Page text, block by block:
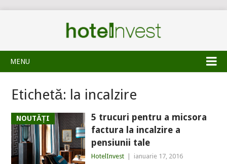
MENU
Etichetă: la incalzire
NOUTĂȚI
5 trucuri pentru a micsora
factura la incalzire a
pensiunii tale
HotelInvest ianuarie 17, 2016